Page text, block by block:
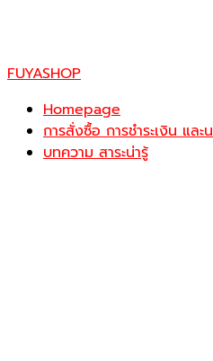
FUYASHOP
Homepage
การสั่งซื้อ การชำระเงิน แล
บทความ สาระน่ารู้